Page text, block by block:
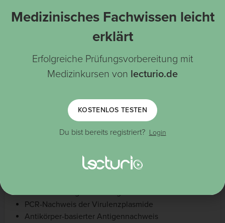
Bronchiallavage (BAL)
Blut (EDTA)
Stuhl
Blut (EDTA)
Vollständiges Blutbild:Anämie , Leukozytose
Elektrolyte
Blutharnstoff/Kreatinin
Gerinnungsdiagnostik
Mikroskopischer Nachweis von Bacillussporen oder
Kulturelle Erregerisolierung
PCR-Nachweis der Virulenzplasmide
Antikörper-basierter Antigennachweis
Medizinisches Fachwissen leicht
erklärt
Erfolgreiche Prüfungsvorbereitung mit
Medizinkursen von lecturio.de
KOSTENLOS TESTEN
Du bist bereits registriert? Login